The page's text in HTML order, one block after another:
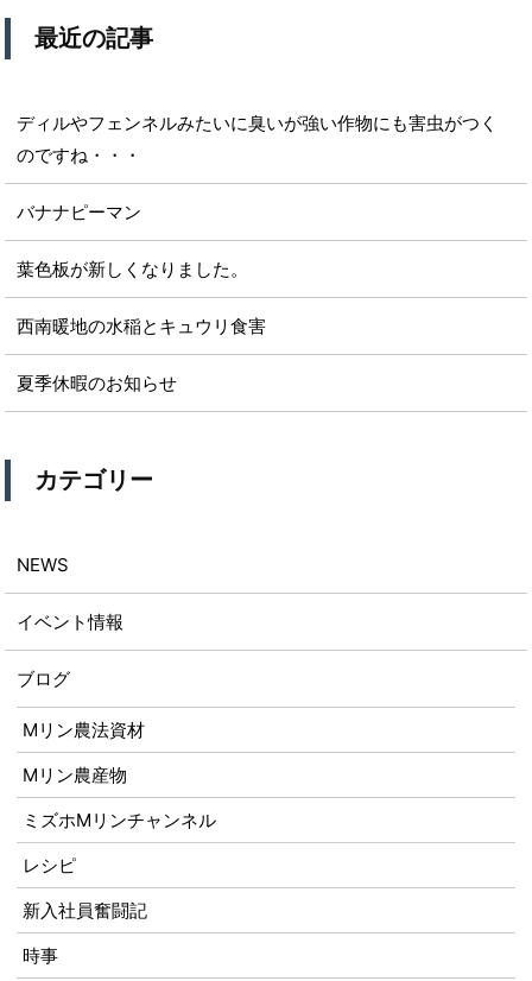
最近の記事
ディルやフェンネルみたいに臭いが強い作物にも害虫がつく
のですね・・・
バナナピーマン
葉色板が新しくなりました。
西南暖地の水稲とキュウリ食害
夏季休暇のお知らせ
カテゴリー
NEWS
イベント情報
ブログ
Mリン農法資材
Mリン農産物
ミズホMリンチャンネル
レシピ
新入社員奮闘記
時事